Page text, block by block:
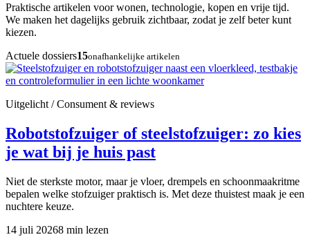
Praktische artikelen voor wonen, technologie, kopen en vrije tijd.
We maken het dagelijks gebruik zichtbaar, zodat je zelf beter kunt
kiezen.
Actuele dossiers15onafhankelijke artikelen
Uitgelicht / Consument & reviews
Robotstofzuiger of steelstofzuiger: zo kies
je wat bij je huis past
Niet de sterkste motor, maar je vloer, drempels en schoonmaakritme
bepalen welke stofzuiger praktisch is. Met deze thuistest maak je een
nuchtere keuze.
14 juli 20268 min lezen